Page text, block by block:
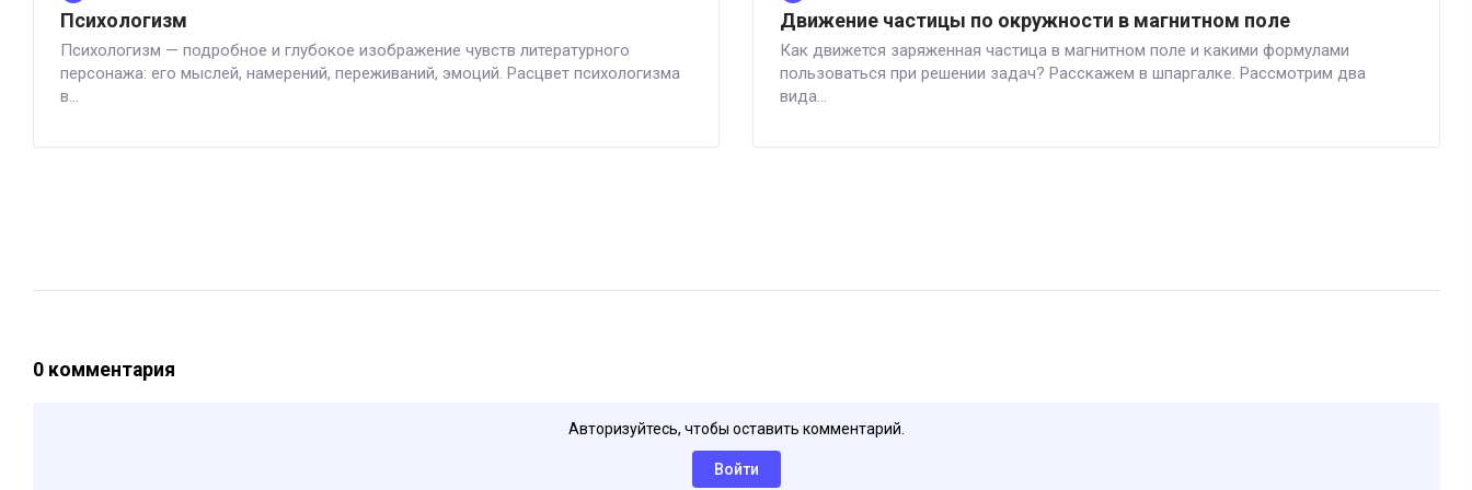
Психологизм
Психологизм — подробное и глубокое изображение чувств литературного
персонажа: его мыслей, намерений, переживаний, эмоций. Расцвет психологизма
в...
Движение частицы по окружности в магнитном поле
Как движется заряженная частица в магнитном поле и какими формулами
пользоваться при решении задач? Расскажем в шпаргалке. Рассмотрим два
вида...
0 комментария
Авторизуйтесь, чтобы оставить комментарий.
Войти